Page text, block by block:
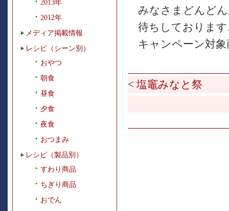
2013年
2012年
メディア掲載情報
レシピ（シーン別）
おやつ
朝食
昼食
夕食
夜食
おつまみ
レシピ（製品別）
すわり商品
ちぎり商品
おでん
みなさまどんど
待ちしておりま
キャンペーン対
< 塩竈みなと祭